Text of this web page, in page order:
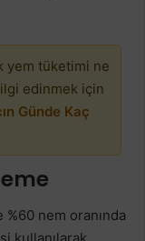
yem tüketimi ne
edinmek için
Günde Kaç
%60 nem oranında